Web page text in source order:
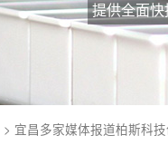
提供全面
> 宜昌多家媒体报道柏斯科